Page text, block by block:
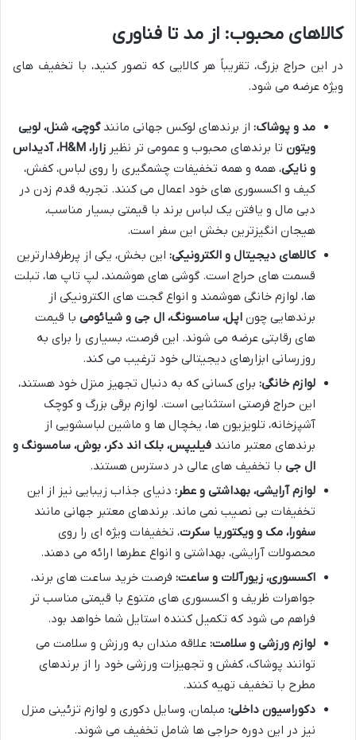
کالاهای محبوب: از مد تا فناوری
در این حراج بزرگ، تقریباً هر کالایی که تصور کنید، با تخفیف های
ویژه عرضه می شود.
مد و پوشاک: از برندهای لوکس جهانی مانندگوچی، شنل، لویی
ویتون تا برندهای محبوب و عمومی تر نظیر
زارا، H&M، آدیداس
و نایکی، همه و همه تخفیفات چشمگیری را روی لباس، کفش،
کیف و اکسسوری های خود اعمال می کنند. تجربه قدم زدن در
دبی مال و یافتن یک لباس برند با قیمتی بسیار مناسب،
هیجان انگیزترین بخش این سفر است.
کالاهای دیجیتال و الکترونیکی: این بخش، یکی از پرطرفدارترین
قسمت های حراج است. گوشی های هوشمند، لپ تاپ ها، تبلت
ها، لوازم خانگی هوشمند و انواع گجت های الکترونیکی از
برندهایی چون اپل، سامسونگ، ال جی و شیائومی با قیمت
های رقابتی عرضه می شوند. این فرصت، بسیاری را برای به
روزرسانی ابزارهای دیجیتالی خود ترغیب می کند.
لوازم خانگی: برای کسانی که به دنبال تجهیز منزل خود هستند،
این حراج فرصتی استثنایی است. لوازم برقی بزرگ و کوچک
آشپزخانه، تلویزیون ها، یخچال ها و ماشین لباسشویی از
برندهای معتبر مانند فیلیپس، بلک اند دکر، بوش، سامسونگ و
ال جی با تخفیف های عالی در دسترس هستند.
لوازم آرایشی، بهداشتی و عطر: دنیای جذاب زیبایی نیز از این
تخفیفات بی نصیب نمی ماند. برندهای معتبر جهانی مانند
سفورا، مک و ویکتوریا سکرت، تخفیفات ویژه ای را روی
محصولات آرایشی، بهداشتی و انواع عطرها ارائه می دهند.
اکسسوری، زیورآلات و ساعت: فرصت خرید ساعت های برند،
جواهرات ظریف و اکسسوری های متنوع با قیمتی مناسب تر
فراهم می شود که تکمیل کننده استایل شما خواهد بود.
لوازم ورزشی و سلامت: علاقه مندان به ورزش و سلامت می
توانند پوشاک، کفش و تجهیزات ورزشی خود را از برندهای
مطرح با تخفیف تهیه کنند.
دکوراسیون داخلی: مبلمان، وسایل دکوری و لوازم تزئینی منزل
نیز در این دوره حراجی ها شامل تخفیف می شوند.